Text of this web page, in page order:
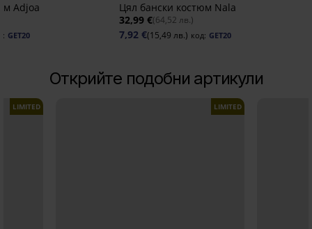
Adjoa
GET20
Цял бански костюм Nala
32,99 €(64,52 лв.)
7,92 €(15,49 лв.) код: GET20
Открийте подобни артикули
LIMITED LIMITED